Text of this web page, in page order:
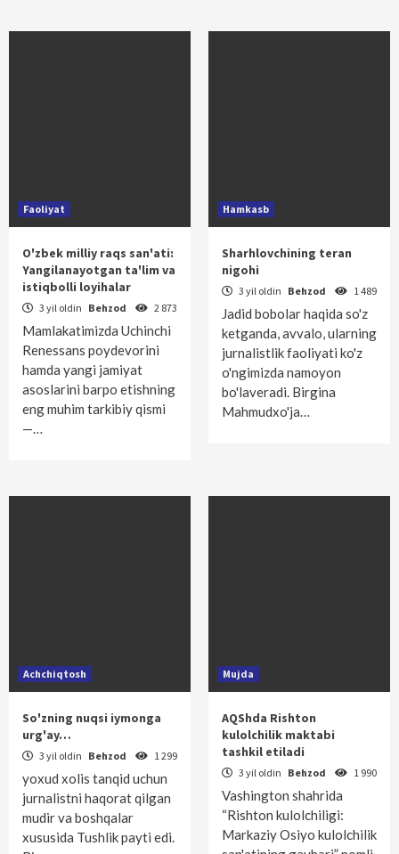
Faoliyat
O'zbek milliy raqs san'ati:
Yangilanayotgan ta'lim va
istiqbolli loyihalar
3 yil oldin Behzod 2 873
Mamlakatimizda Uchinchi
Renessans poydevorini
hamda yangi jamiyat
asoslarini barpo etishning
eng muhim tarkibiy qismi
—…
Hamkasb
Sharhlovchining teran
nigohi
3 yil oldin Behzod 1 489
Jadid bobolar haqida so'z
ketganda, avvalo, ularning
jurnalistlik faoliyati ko'z
o'ngimizda namoyon
bo'laveradi. Birgina
Mahmudxo'ja…
Achchiqtosh
So'zning nuqsi iymonga
urg'ay…
3 yil oldin Behzod 1 299
yoxud xolis tanqid uchun
jurnalistni haqorat qilgan
mudir va boshqalar
xususida Tushlik payti edi.
Mujda
AQShda Rishton
kulolchilik maktabi
tashkil etiladi
3 yil oldin Behzod 1 990
Vashington shahrida
“Rishton kulolchiligi:
Markaziy Osiyo kulolchilik